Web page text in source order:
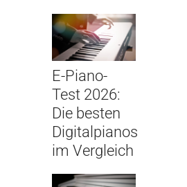
E-Piano-
Test 2026:
Die besten
Digitalpianos
im Vergleich